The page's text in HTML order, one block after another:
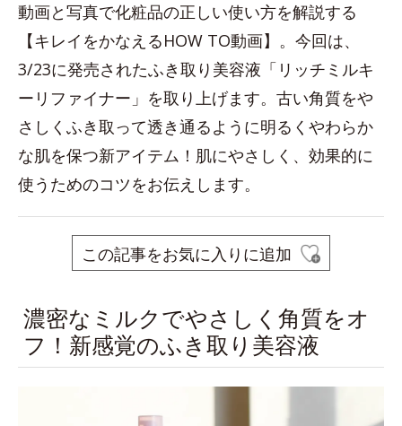
動画と写真で化粧品の正しい使い方を解説する
【キレイをかなえるHOW TO動画】。今回は、
3/23に発売されたふき取り美容液「リッチミルキ
ーリファイナー」を取り上げます。古い角質をや
さしくふき取って透き通るように明るくやわらか
な肌を保つ新アイテム！肌にやさしく、効果的に
使うためのコツをお伝えします。
この記事をお気に入りに追加
濃密なミルクでやさしく角質をオ
フ！新感覚のふき取り美容液